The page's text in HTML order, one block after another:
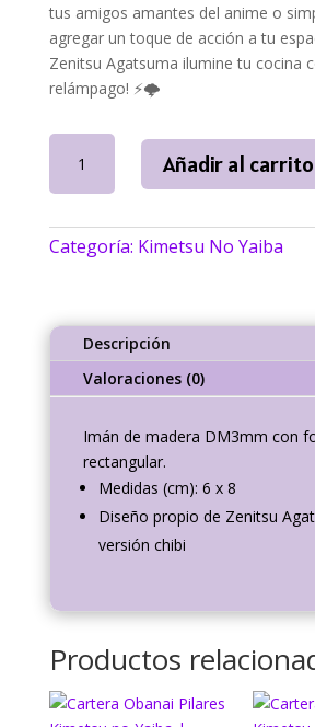
tus amigos amantes del anime o
agregar un toque de acción a tu
Zenitsu Agatsuma ilumine tu cocina
relámpago! ⚡🌩️
Zenitsu
Chibi
No
NallyArt
cantidad
Añadir al carrito
Categoría: Kimetsu No Yaiba
Descripción
Valoraciones (0)
Imán de madera DM3mm con
rectangular.
Medidas (cm): 6 x 8
Diseño propio de Zenitsu
versión chibi
Productos